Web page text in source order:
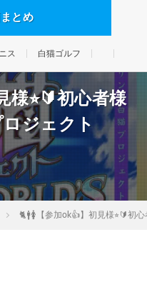
とめ
ス 白猫ゴルフ
様⭐︎🔰初心者様
ロジェクト
🐈🚹🚺【参加ok👍】初見様⭐︎🔰初